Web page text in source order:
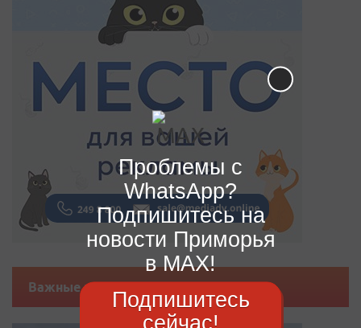
Важные новости
Проблемы с
WhatsApp?
Подпишитесь на
новости Приморья
в MAX!
Подпишитесь
сейчас!